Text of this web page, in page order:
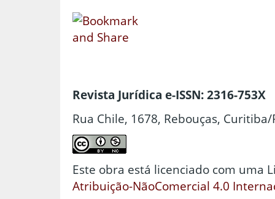
Revista Jurídica e-ISSN: 2316-753X
Rua Chile, 1678, Rebouças, Curitiba/
Este obra está licenciado com uma
Atribuição-NãoComercial 4.0